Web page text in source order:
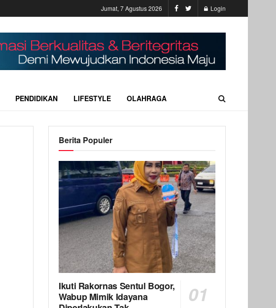
Jumat, 7 Agustus 2026 Login
PENDIDIKAN LIFESTYLE OLAHRAGA
Berita Populer
Ikuti Rakornas Sentul Bogor,
Wabup Mimik Idayana